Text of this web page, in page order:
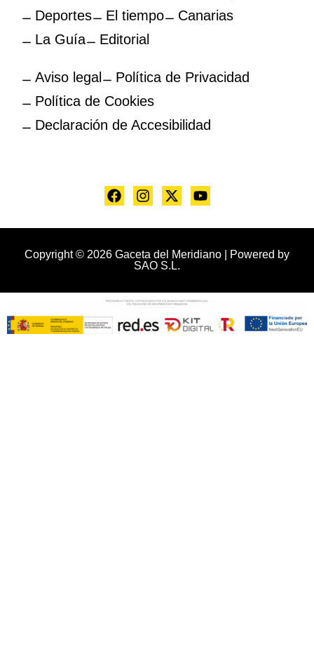
Deportes
El tiempo
Canarias
La Guía
Editorial
Aviso legal
Política de Privacidad
Política de Cookies
Declaración de Accesibilidad
Copyright © 2026 Gaceta del Meridiano | Powered by
SAO S.L.